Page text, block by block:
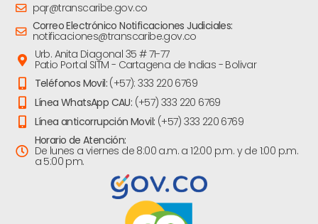
pqr@transcaribe.gov.co
Correo Electrónico Notificaciones Judiciales:
notificaciones@transcaribe.gov.co
Urb. Anita Diagonal 35 # 71-77
Patio Portal SITM - Cartagena de Indias - Bolivar
Teléfonos Movil: (+57): 333 220 6769
Línea WhatsApp CAU: (+57) 333 220 6769
Línea anticorrupción Movil: (+57) 333 220 6769
Horario de Atención:
De lunes a viernes de 8:00 a.m. a 12:00 p.m. y de 1:00 p.m.
a 5:00 pm.